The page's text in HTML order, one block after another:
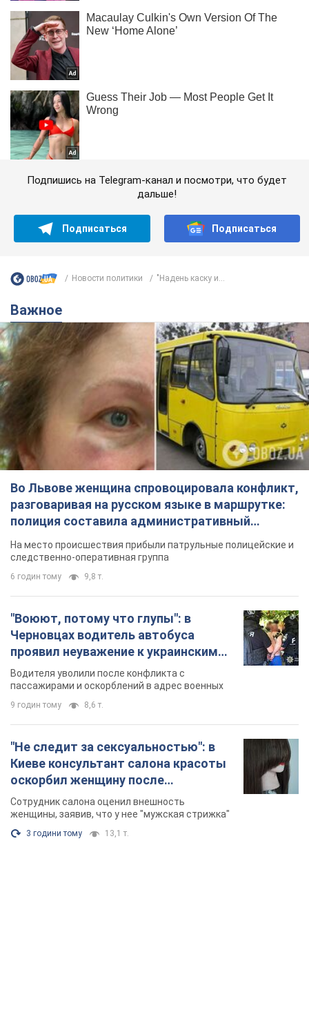
Подпишись на Telegram-канал и посмотри, что будет
дальше!
Подписаться Подписаться
Новости политики "Надень каску и...
Важное
Во Львове женщина спровоцировала конфликт,
разговаривая на русском языке в маршрутке:
полиция составила административный
протокол. Видео
На место происшествия прибыли патрульные полицейские и
следственно-оперативная группа
6 годин тому 9,8 т.
"Воюют, потому что глупы": в
Черновцах водитель автобуса
проявил неуважение к украинским
военным и поплатился за это.
Видео
Водителя уволили после конфликта с
пассажирами и оскорблений в адрес военных
9 годин тому 8,6 т.
"Не следит за сексуальностью": в
Киеве консультант салона красоты
оскорбил женщину после
химиотерапии, разгорелся скандал.
Фото
Сотрудник салона оценил внешность
женщины, заявив, что у нее "мужская стрижка"
3 години тому 13,1 т.